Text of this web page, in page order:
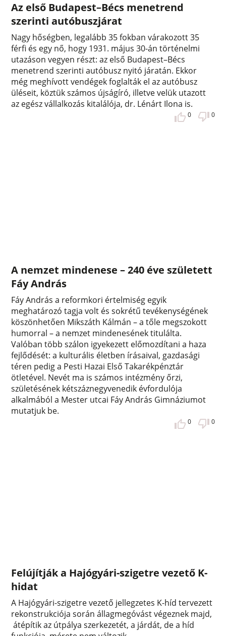
Az első Budapest–Bécs menetrend
szerinti autóbuszjárat
Nagy hőségben, legalább 35 fokban várakozott 35
férfi és egy nő, hogy 1931. május 30-án történelmi
utazáson vegyen részt: az első Budapest–Bécs
menetrend szerinti autóbusz nyitó járatán. Ekkor
még meghívott vendégek foglalták el az autóbusz
üléseit, köztük számos újságíró, illetve velük utazott
az egész vállalkozás kitalálója, dr. Lénárt Ilona is.
0 0
A nemzet mindenese – 240 éve született
Fáy András
Fáy András a reformkori értelmiség egyik
meghatározó tagja volt és sokrétű tevékenységének
köszönhetően Mikszáth Kálmán – a tőle megszokott
humorral – a nemzet mindenesének titulálta.
Valóban több szálon igyekezett előmozdítani a haza
fejlődését: a kulturális életben írásaival, gazdasági
téren pedig a Pesti Hazai Első Takarékpénztár
ötletével. Nevét ma is számos intézmény őrzi,
születésének kétszáznegyvenedik évfordulója
alkalmából a Mester utcai Fáy András Gimnáziumot
mutatjuk be.
0 0
Felújítják a Hajógyári-szigetre vezető K-
hidat
A Hajógyári-szigetre vezető jellegzetes K-híd tervezett
rekonstrukciója során állagmegóvást végeznek majd,
átépítik az útpálya szerkezetét, a járdát, de a híd